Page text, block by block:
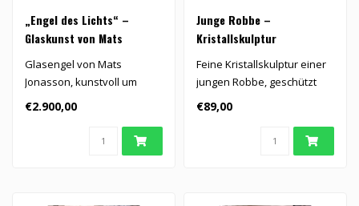
„Engel des Lichts“ –
Glaskunst von Mats
Jonasson in limitierter
Auflage
Glasengel von Mats
Jonasson, kunstvoll um
einen schlanken Stahlkern
geformt, mit..
€2.900,00
Junge Robbe –
Kristallskulptur
Feine Kristallskulptur einer
jungen Robbe, geschützt
unter einem klaren, eisart..
€89,00